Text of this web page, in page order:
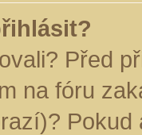
Před
na fóru